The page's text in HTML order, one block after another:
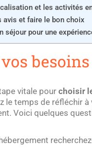
et les activités
avis et faire le bon choix
séjour pour une
vitale pourchoisir
le temps de réfléchir
Voici quelques